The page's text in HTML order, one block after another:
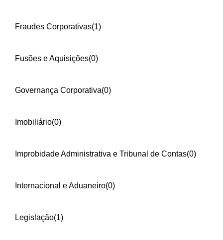
Fraudes Corporativas(1)
Fusões e Aquisições(0)
Governança Corporativa(0)
Imobiliário(0)
Improbidade Administrativa e Tribunal de Contas(0)
Internacional e Aduaneiro(0)
Legislação(1)